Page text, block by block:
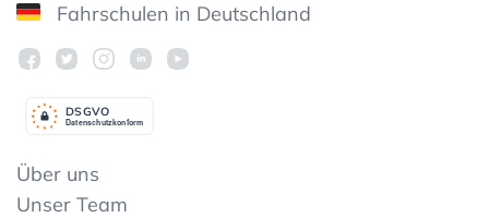
Fahrschulen in Deutschland
Datenschutzkonform
DSGVO
Über uns
Unser Team